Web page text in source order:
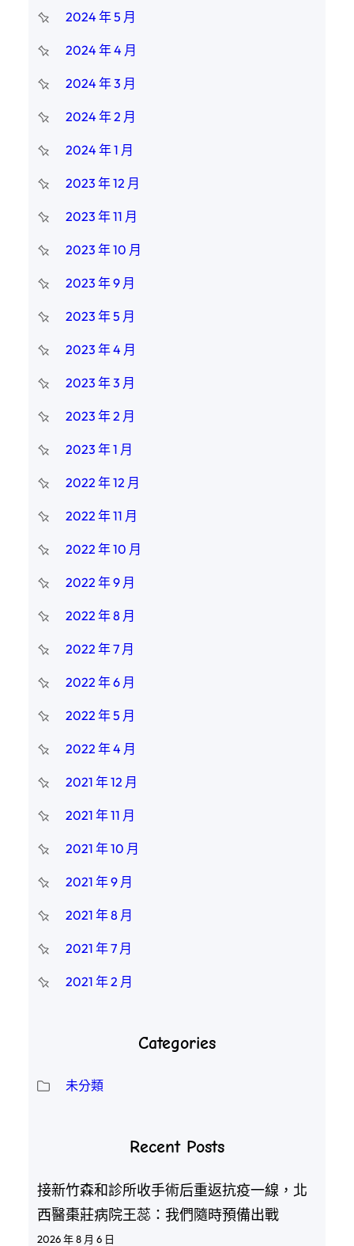
2024 年 5 月
2024 年 4 月
2024 年 3 月
2024 年 2 月
2024 年 1 月
2023 年 12 月
2023 年 11 月
2023 年 10 月
2023 年 9 月
2023 年 5 月
2023 年 4 月
2023 年 3 月
2023 年 2 月
2023 年 1 月
2022 年 12 月
2022 年 11 月
2022 年 10 月
2022 年 9 月
2022 年 8 月
2022 年 7 月
2022 年 6 月
2022 年 5 月
2022 年 4 月
2021 年 12 月
2021 年 11 月
2021 年 10 月
2021 年 9 月
2021 年 8 月
2021 年 7 月
2021 年 2 月
Categories
未分類
Recent Posts
接新竹森和診所收手術后重返抗疫一線，北
西醫棗莊病院王蕊：我們隨時預備出戰
2026 年 8 月 6 日